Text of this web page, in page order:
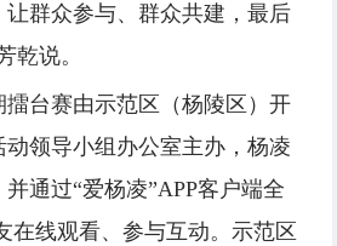
群众参与、群众共建，最后
乾说。
擂台赛由示范区（杨陵区）开
动领导小组办公室主办，杨凌
通过“爱杨凌”APP客户端全
在线观看、参与互动。示范区